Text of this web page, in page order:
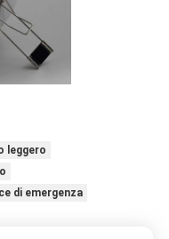
leggero
di emergenza